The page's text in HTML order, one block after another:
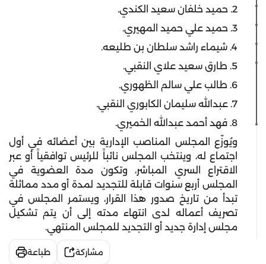
2. حميد خلفان سعيد الكندي.
3. حميد علي حميد المهيري.
4. شيماء راشد سلطان بن طليعه.
5. طارق سعيد علاي النقبي.
6. طالب علي سالم الظهوري.
7. عبدالله سليمان الكابوري النقبي.
8. فهد أحمد عبدالله الخميري.
ويُوزّع المجلس المناصب الإدارية بين أعضائه في أول
اجتماع له، وينتخب المجلس نائباً للرئيس توافقياً أو عبر
الاقتراع السري المباشر، وتكون مدة العضوية في
المجلس أربع سنوات قابلة للتجديد لمدة أو مدد مماثلة
تبدأ من تاريخ صدور هذا القرار، ويستمر المجلس في
تصريف أعماله لدى انتهاء مدته إلى أن يتم تشكيل
مجلس إدارة جديد أو التجديد للمجلس المنتهي.
مشاركة طباعة